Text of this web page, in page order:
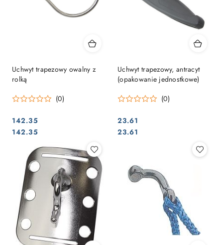
Uchwyt trapezowy owalny z
rolką
(0)
Cena:
142.35
Cena:
142.35
Uchwyt trapezowy, antracyt
(opakowanie jednostkowe)
(0)
Cena:
23.61
Cena:
23.61